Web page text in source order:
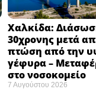
Χαλκίδα:
30χρονης μετά
πτώση από την
γέφυρα –
στο νοσοκομείο ​
7 Αυγούστου 2026